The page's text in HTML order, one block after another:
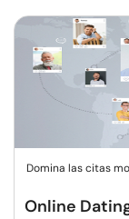
Domina las citas
Online